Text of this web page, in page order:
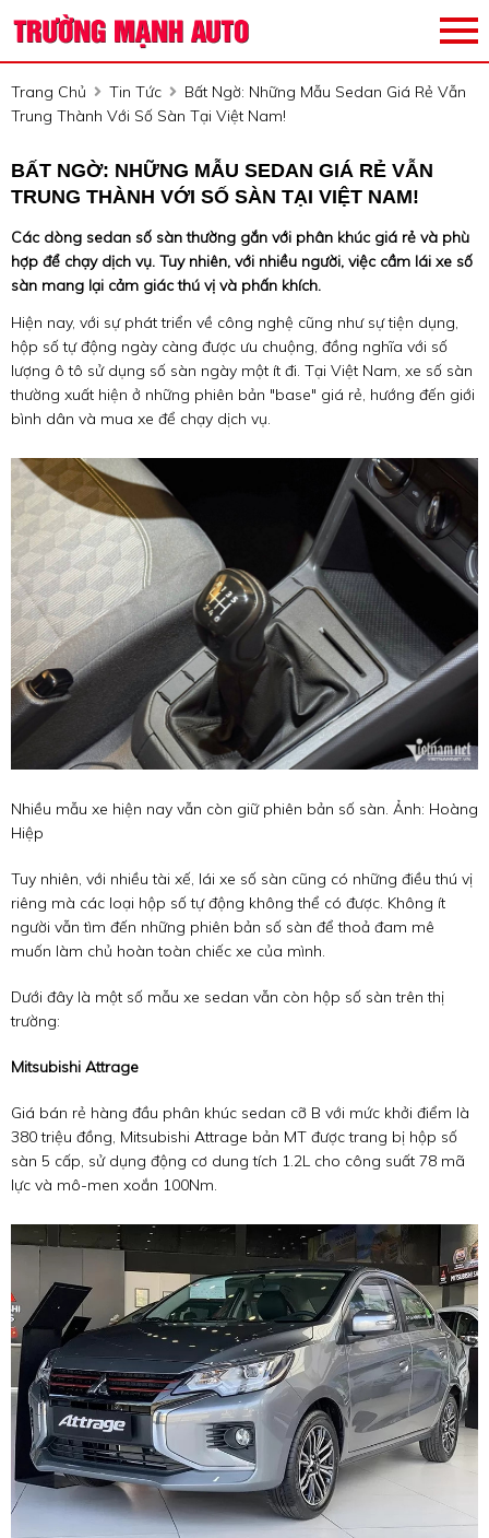
Trang Chủ Tin Tức
Bất Ngờ: Những Mẫu Sedan Giá Rẻ Vẫn
Trung Thành Với Số Sàn Tại Việt Nam!
BẤT NGỜ: NHỮNG MẪU SEDAN GIÁ RẺ VẪN
TRUNG THÀNH VỚI SỐ SÀN TẠI VIỆT NAM!
Các dòng sedan số sàn thường gắn với phân khúc giá rẻ và phù
hợp để chạy dịch vụ. Tuy nhiên, với nhiều người, việc cầm lái xe số
sàn mang lại cảm giác thú vị và phấn khích.
Hiện nay, với sự phát triển về công nghệ cũng như sự tiện dụng,
hộp số tự động ngày càng được ưu chuộng, đồng nghĩa với số
lượng ô tô sử dụng số sàn ngày một ít đi. Tại Việt Nam, xe số sàn
thường xuất hiện ở những phiên bản "base" giá rẻ, hướng đến giới
bình dân và mua xe để chạy dịch vụ.
Nhiều mẫu xe hiện nay vẫn còn giữ phiên bản số sàn. Ảnh: Hoàng
Hiệp
Tuy nhiên, với nhiều tài xế, lái xe số sàn cũng có những điều thú vị
riêng mà các loại hộp số tự động không thể có được. Không ít
người vẫn tìm đến những phiên bản số sàn để thoả đam mê
muốn làm chủ hoàn toàn chiếc xe của mình.
Dưới đây là một số mẫu xe sedan vẫn còn hộp số sàn trên thị
trường:
Mitsubishi Attrage
Giá bán rẻ hàng đầu phân khúc sedan cỡ B với mức khởi điểm là
380 triệu đồng, Mitsubishi Attrage bản MT được trang bị hộp số
sàn 5 cấp, sử dụng động cơ dung tích 1.2L cho công suất 78 mã
lực và mô-men xoắn 100Nm.